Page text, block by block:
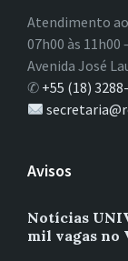
Atendimento
07h00 às 11h00
Avenida José
✆ +55 (18)
Avisos
Notícias
mil vagas no